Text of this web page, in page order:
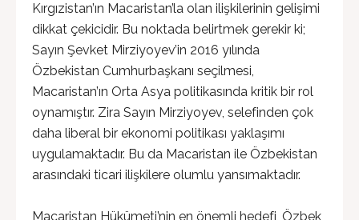
Kırgızistan’ın Macaristan’la olan ilişkilerinin gelişimi
dikkat çekicidir. Bu noktada belirtmek gerekir ki;
Sayın Şevket Mirziyoyev’in 2016 yılında
Özbekistan Cumhurbaşkanı seçilmesi,
Macaristan’ın Orta Asya politikasında kritik bir rol
oynamıştır. Zira Sayın Mirziyoyev, selefinden çok
daha liberal bir ekonomi politikası yaklaşımı
uygulamaktadır. Bu da Macaristan ile Özbekistan
arasındaki ticari ilişkilere olumlu yansımaktadır.
Macaristan Hükümeti’nin en önemli hedefi, Özbek